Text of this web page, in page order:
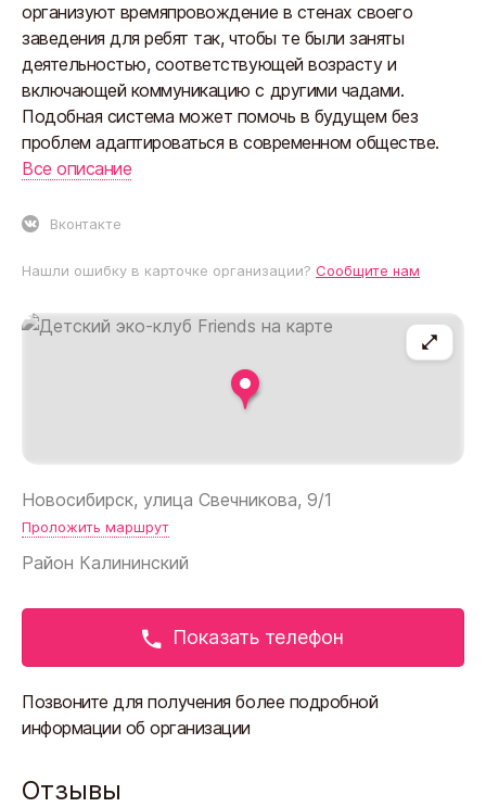
Новосибирск, улица Свечникова, 9/1
Проложить маршрут
Район Калининский
Показать телефон
Позвоните для получения более подробной
информации об организации
организуют времяпровождение в стенах своего
заведения для ребят так, чтобы те были заняты
деятельностью, соответствующей возрасту и
включающей коммуникацию с другими чадами.
Подобная система может помочь в будущем без
проблем адаптироваться в современном обществе.
Все описание
Вконтакте
Нашли ошибку в карточке организации? Сообщите нам
Отзывы